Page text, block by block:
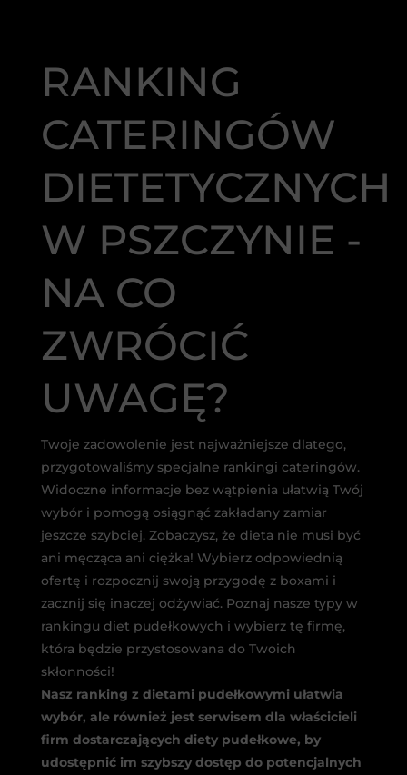
RANKING
CATERINGÓW
DIETETYCZNYCH
W PSZCZYNIE -
NA CO
ZWRÓCIĆ
UWAGĘ?
Twoje zadowolenie jest najważniejsze dlatego,
przygotowaliśmy specjalne rankingi cateringów.
Widoczne informacje bez wątpienia ułatwią Twój
wybór i pomogą osiągnąć zakładany zamiar
jeszcze szybciej. Zobaczysz, że dieta nie musi być
ani męcząca ani ciężka! Wybierz odpowiednią
ofertę i rozpocznij swoją przygodę z boxami i
zacznij się inaczej odżywiać. Poznaj nasze typy w
rankingu diet pudełkowych i wybierz tę firmę,
która będzie przystosowana do Twoich
skłonności!
Nasz ranking z dietami pudełkowymi ułatwia
wybór, ale również jest serwisem dla właścicieli
firm dostarczających diety pudełkowe, by
udostępnić im szybszy dostęp do potencjalnych